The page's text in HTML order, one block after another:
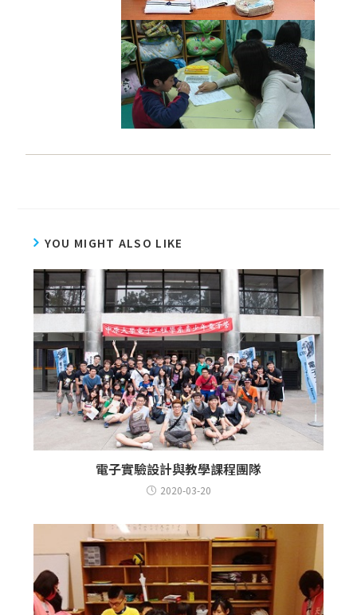
YOU MIGHT ALSO LIKE
電子實驗設計與教學課程團隊
2020-03-20